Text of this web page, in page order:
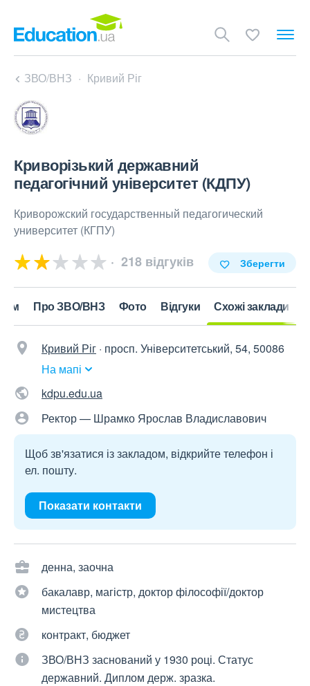
ЗВО/ВНЗ Кривий Ріг
Криворізький державний
педагогічний університет (КДПУ)
Криворожский государственный педагогический
университет (КГПУ)
218 відгуків Зберегти
Про ЗВО/ВНЗ Фото Відгуки Схожі заклади
Кривий Ріг · просп. Університетський, 54, 50086
На мапі
kdpu.edu.ua
Ректор — Шрамко Ярослав Владиславович
Щоб зв'язатися із закладом, відкрийте телефон і
ел. пошту.
Показати контакти
денна, заочна
бакалавр, магістр, доктор філософії/доктор
мистецтва
контракт, бюджет
ЗВО/ВНЗ заснований у 1930 році. Статус
державний. Диплом держ. зразка.